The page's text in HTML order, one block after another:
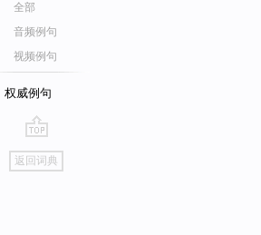
全部
音频例句
视频例句
权威例句
go
top
返回词典